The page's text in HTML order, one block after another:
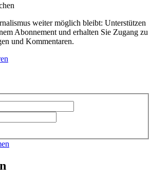
weiter möglich bleibt: Unterstützen
Abonnement und erhalten Sie Zugang zu
und Kommentaren.